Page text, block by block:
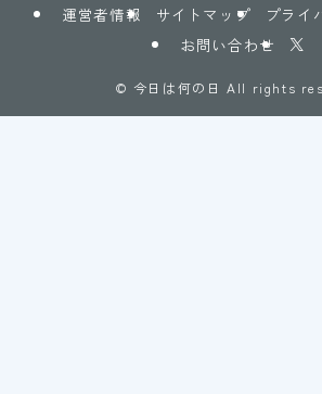
運営者情報 サイトマップ
プライ
お問い合わせ
© 今日は何の日 All rights